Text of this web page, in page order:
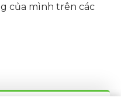
của mình trên các